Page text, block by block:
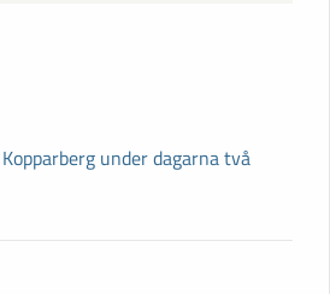
under dagarna två